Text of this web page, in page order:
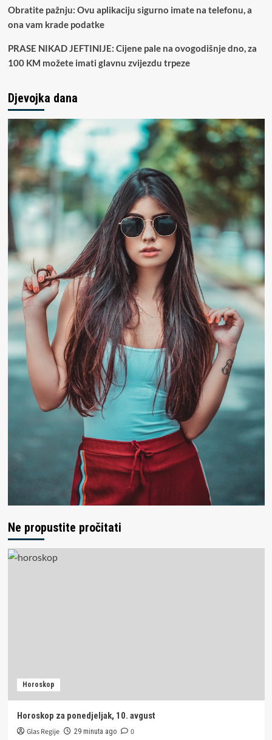
Obratite pažnju: Ovu aplikaciju sigurno imate na telefonu, a
ona vam krade podatke
PRASE NIKAD JEFTINIJE: Cijene pale na ovogodišnje dno, za
100 KM možete imati glavnu zvijezdu trpeze
Djevojka dana
Ne propustite pročitati
Horoskop
Horoskop za ponedjeljak, 10. avgust
Glas Regije 29 minuta ago 0